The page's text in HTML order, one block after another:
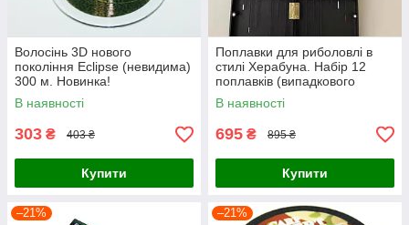
Волосінь 3D нового
покоління Eclipse (невидима)
300 м. Новинка!
В наявності
303 ₴ 403 ₴
Купити
Поплавки для риболовлі в
стилі Херабуна. Набір 12
поплавків (випадкового
кольору ваги та довжини) +
коробка
В наявності
695 ₴ 895 ₴
Купити
–21% –21%